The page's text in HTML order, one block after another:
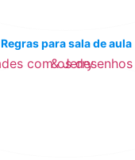
Regras para sala de aula